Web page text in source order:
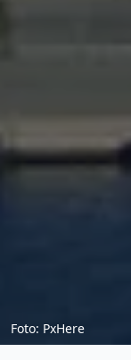
Foto: PxHere